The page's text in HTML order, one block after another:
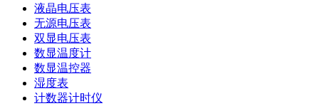
液晶电压表
无源电压表
双显电压表
数显温度计
数显温控器
湿度表
计数器计时仪